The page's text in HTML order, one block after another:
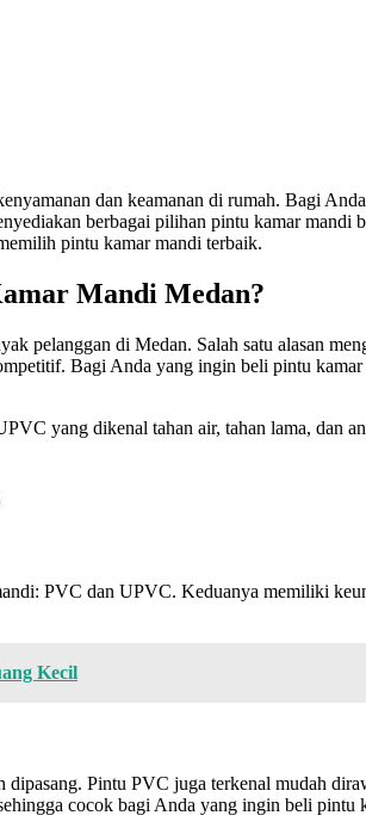
dan keamanan di rumah. Bagi
berbagai pilihan pintu kamar
pintu kamar mandi terbaik.
Mandi Medan?
pelanggan di Medan. Salah satu alasan
Bagi Anda yang ingin beli pintu
yang dikenal tahan air, tahan lama, dan
PVC dan UPVC. Keduanya memiliki
Kecil
Pintu PVC juga terkenal mudah
cocok bagi Anda yang ingin beli pintu